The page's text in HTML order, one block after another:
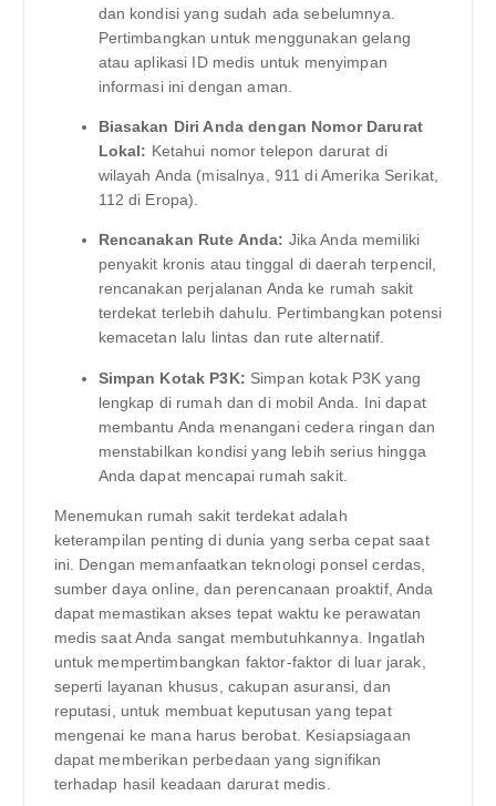
dan kondisi yang sudah ada sebelumnya.
Pertimbangkan untuk menggunakan gelang
atau aplikasi ID medis untuk menyimpan
informasi ini dengan aman.
Biasakan Diri Anda dengan Nomor Darurat
Lokal: Ketahui nomor telepon darurat di
wilayah Anda (misalnya, 911 di Amerika Serikat,
112 di Eropa).
Rencanakan Rute Anda: Jika Anda memiliki
penyakit kronis atau tinggal di daerah terpencil,
rencanakan perjalanan Anda ke rumah sakit
terdekat terlebih dahulu. Pertimbangkan potensi
kemacetan lalu lintas dan rute alternatif.
Simpan Kotak P3K: Simpan kotak P3K yang
lengkap di rumah dan di mobil Anda. Ini dapat
membantu Anda menangani cedera ringan dan
menstabilkan kondisi yang lebih serius hingga
Anda dapat mencapai rumah sakit.
Menemukan rumah sakit terdekat adalah
keterampilan penting di dunia yang serba cepat saat
ini. Dengan memanfaatkan teknologi ponsel cerdas,
sumber daya online, dan perencanaan proaktif, Anda
dapat memastikan akses tepat waktu ke perawatan
medis saat Anda sangat membutuhkannya. Ingatlah
untuk mempertimbangkan faktor-faktor di luar jarak,
seperti layanan khusus, cakupan asuransi, dan
reputasi, untuk membuat keputusan yang tepat
mengenai ke mana harus berobat. Kesiapsiagaan
dapat memberikan perbedaan yang signifikan
terhadap hasil keadaan darurat medis.